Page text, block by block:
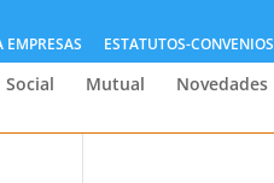
EMPRESAS ESTATUTOS-CONVENIOS
Social Mutual Novedades